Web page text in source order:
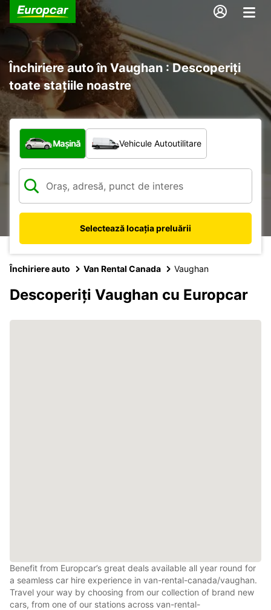
Închiriere auto în Vaughan : Descoperiți
toate stațiile noastre
Ce tip de vehicul?
Mașină Vehicule Autoutilitare
Selectează locația preluării
Închiriere auto Van Rental Canada Vaughan
Descoperiți Vaughan cu Europcar
Benefit from Europcar’s great deals available all year round for
a seamless car hire experience in van-rental-canada/vaughan.
Travel your way by choosing from our collection of brand new
cars, from one of our stations across van-rental-